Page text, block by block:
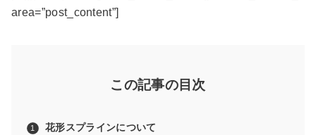
area=”post_content”]
この記事の目次
花形スプラインについて